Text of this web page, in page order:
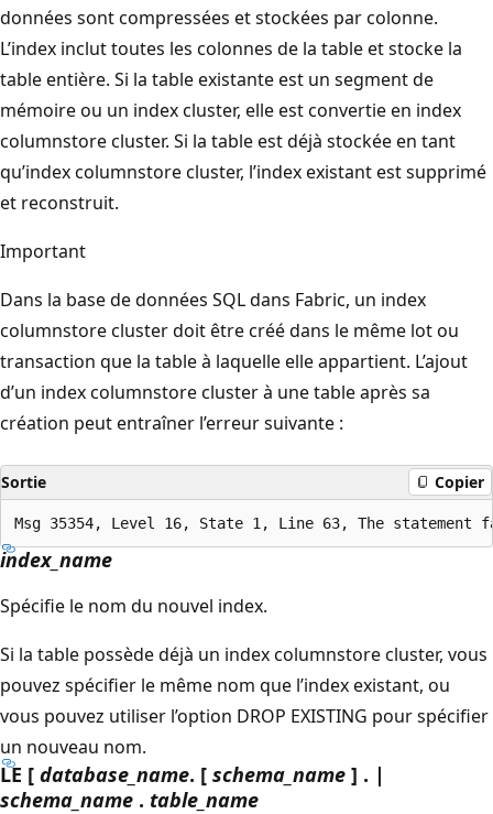
données sont compressées et stockées par colonne.
L’index inclut toutes les colonnes de la table et stocke la
table entière. Si la table existante est un segment de
mémoire ou un index cluster, elle est convertie en index
columnstore cluster. Si la table est déjà stockée en tant
qu’index columnstore cluster, l’index existant est supprimé
et reconstruit.
Important
Dans la base de données SQL dans Fabric, un index
columnstore cluster doit être créé dans le même lot ou
transaction que la table à laquelle elle appartient. L’ajout
d’un index columnstore cluster à une table après sa
création peut entraîner l’erreur suivante :
Sortie Copier
index_name
Spécifie le nom du nouvel index.
Si la table possède déjà un index columnstore cluster, vous
pouvez spécifier le même nom que l’index existant, ou
vous pouvez utiliser l’option DROP EXISTING pour spécifier
un nouveau nom.
LE [ database_name. [ schema_name ] . |
schema_name . table_name